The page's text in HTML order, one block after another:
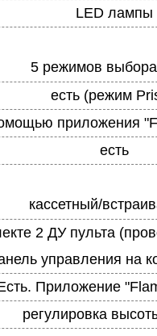
LED лампы
5 режимов выбора
есть (режим
приложения
есть
кассетный/
2 ДУ пульта
управления на
Приложение
регулировка